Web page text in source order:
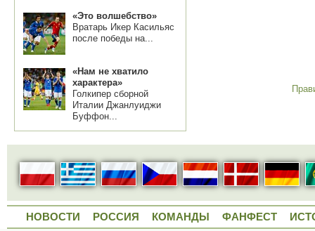
«Это волшебство»
Вратарь Икер Касильяс
после победы на...
«Нам не хватило
характера»
Голкипер сборной
Италии Джанлуиджи
Буффон...
НОВОСТИ РОССИЯ КОМАНДЫ ФАНФЕСТ